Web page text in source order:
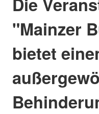
"Mainzer
bietet